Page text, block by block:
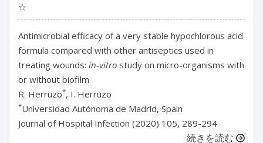
☆
Antimicrobial efficacy of a very stable hypochlorous acid
formula compared with other antiseptics used in
treating wounds: in-vitro study on micro-organisms with
or without biofilm
R. Herruzo*, I. Herruzo
*Universidad Autónoma de Madrid, Spain
Journal of Hospital Infection (2020) 105, 289-294
続きを読む